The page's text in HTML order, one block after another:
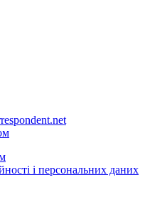
і персональних даних